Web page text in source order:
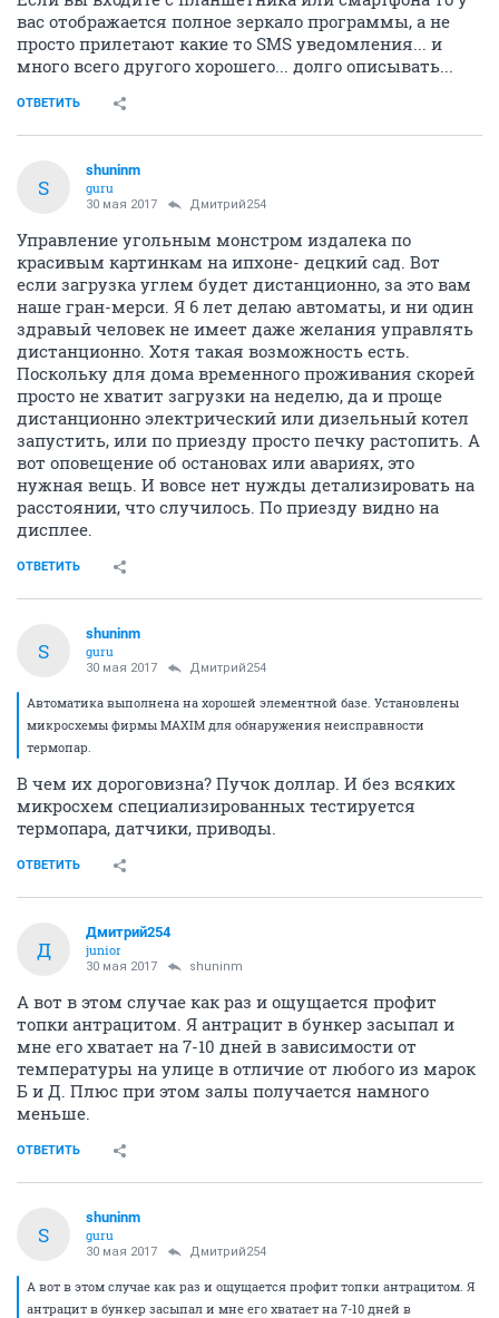
вас отображается полное зеркало программы, а не
просто прилетают какие то SMS уведомления... и
много всего другого хорошего... долго описывать...
ОТВЕТИТЬ
S
shuninm
guru
30 мая 2017 Дмитрий254
Управление угольным монстром издалека по
красивым картинкам на ипхоне- децкий сад. Вот
если загрузка углем будет дистанционно, за это вам
наше гран-мерси. Я 6 лет делаю автоматы, и ни один
здравый человек не имеет даже желания управлять
дистанционно. Хотя такая возможность есть.
Поскольку для дома временного проживания скорей
просто не хватит загрузки на неделю, да и проще
дистанционно электрический или дизельный котел
запустить, или по приезду просто печку растопить. А
вот оповещение об остановах или авариях, это
нужная вещь. И вовсе нет нужды детализировать на
расстоянии, что случилось. По приезду видно на
дисплее.
ОТВЕТИТЬ
S
shuninm
guru
30 мая 2017 Дмитрий254
Автоматика выполнена на хорошей элементной базе. Установлены
микросхемы фирмы MAXIM для обнаружения неисправности
термопар.
В чем их дороговизна? Пучок доллар. И без всяких
микросхем специализированных тестируется
термопара, датчики, приводы.
ОТВЕТИТЬ
Д
Дмитрий254
junior
30 мая 2017 shuninm
А вот в этом случае как раз и ощущается профит
топки антрацитом. Я антрацит в бункер засыпал и
мне его хватает на 7-10 дней в зависимости от
температуры на улице в отличие от любого из марок
Б и Д. Плюс при этом залы получается намного
меньше.
ОТВЕТИТЬ
S
shuninm
guru
30 мая 2017 Дмитрий254
А вот в этом случае как раз и ощущается профит топки антрацитом. Я
антрацит в бункер засыпал и мне его хватает на 7-10 дней в